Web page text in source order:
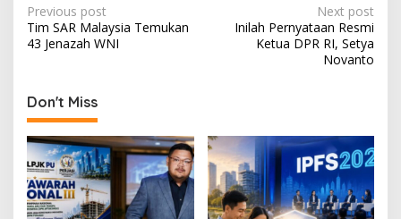
P
o
t
n
a
v
i
Previous post
Tim SAR Malaysia Temukan
43 Jenazah WNI
Next post
Inilah Pernyataan Resmi
Ketua DPR RI, Setya
Novanto
Don't Miss